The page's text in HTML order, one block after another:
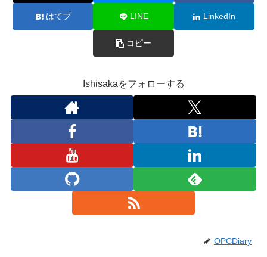
はてブ LINE LinkedIn
コピー
Ishisakaをフォローする
OPCDiary